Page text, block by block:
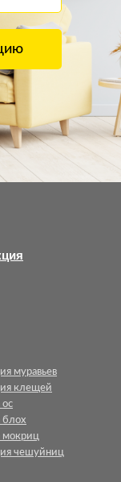
муравьев
клещей
блох
мокриц
чешуйниц